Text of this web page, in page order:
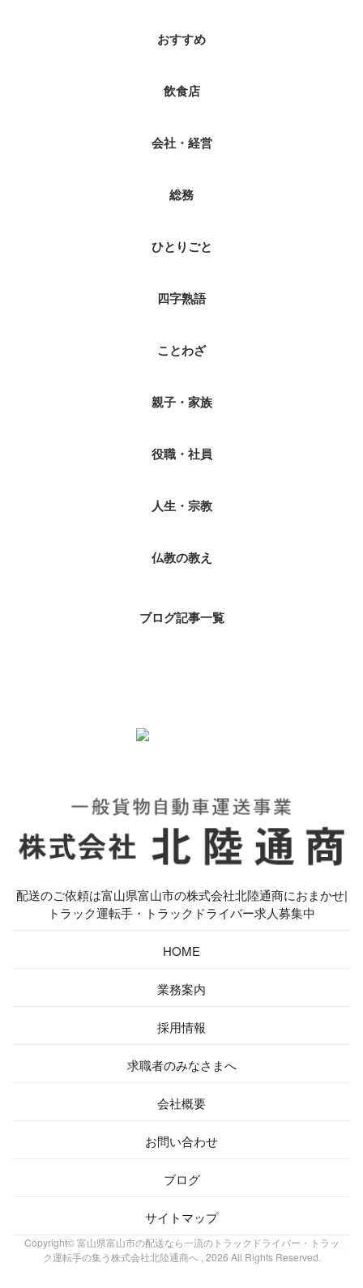
おすすめ
飲食店
会社・経営
総務
ひとりごと
四字熟語
ことわざ
親子・家族
役職・社員
人生・宗教
仏教の教え
ブログ記事一覧
配送のご依頼は富山県富山市の株式会社北陸通商におまかせ|
トラック運転手・トラックドライバー求人募集中
HOME
業務案内
採用情報
求職者のみなさまへ
会社概要
お問い合わせ
ブログ
サイトマップ
Copyright© 富山県富山市の配送なら一流のトラックドライバー・トラッ
ク運転手の集う株式会社北陸通商へ , 2026 All Rights Reserved.